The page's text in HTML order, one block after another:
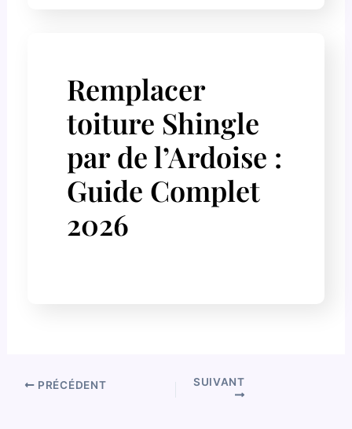
Remplacer
toiture Shingle
par de l’Ardoise :
Guide Complet
2026
PRÉCÉDENT SUIVANT